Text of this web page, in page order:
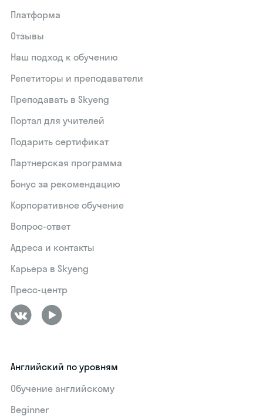
Платформа
Отзывы
Наш подход к обучению
Репетиторы и преподаватели
Преподавать в Skyeng
Портал для учителей
Подарить сертификат
Партнерская программа
Бонус за рекомендацию
Корпоративное обучение
Вопрос-ответ
Адреса и контакты
Карьера в Skyeng
Пресс-центр
Английский по уровням
Обучение английскому
Beginner